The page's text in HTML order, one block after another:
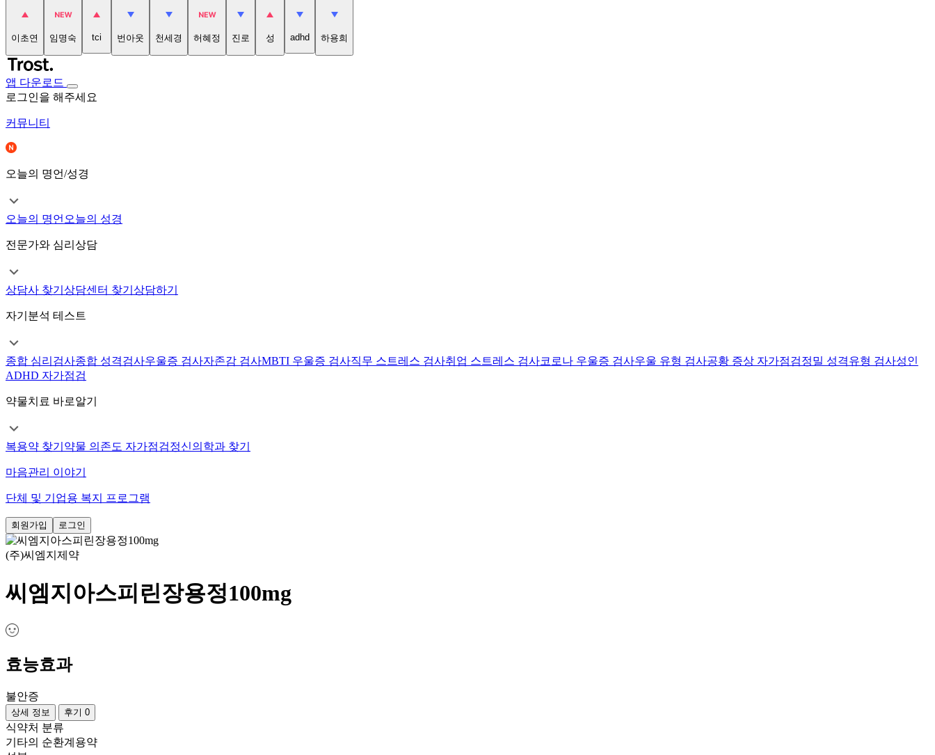
이초연 임명숙 tci 번아웃 천세경 허혜정 진로 성 adhd 하용희
앱 다운로드
로그인을 해주세요
커뮤니티
오늘의 명언/성경
오늘의 명언 오늘의 성경
전문가와 심리상담
상담사 찾기 상담센터 찾기 상담하기
자기분석 테스트
종합 심리검사종합 성격검사우울증 검사자존감 검사MBTI 우울증 검사직무 스트레스 검사취업 스트레스 검사코로나 우울증 검사우울 유형 검사공황 증상 자가점검정밀 성격유형 검사성인
ADHD 자가점검
약물치료 바로알기
복용약 찾기 약물 의존도 자가점검정신의학과 찾기
마음관리 이야기
단체 및 기업용 복지 프로그램
회원가입 로그인
(주)씨엠지제약
씨엠지아스피린장용정100mg
효능효과
불안증
상세 정보 후기 0
식약처 분류
기타의 순환계용약